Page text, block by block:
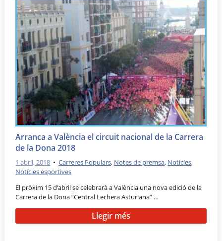
Arranca a València el circuit nacional de la Carrera
de la Dona 2018
1 abril, 2018 •Carreres Populars, Notes de premsa, Notícies,
Notícies esportives
El pròxim 15 d’abril se celebrarà a València una nova edició de la
Carrera de la Dona “Central Lechera Asturiana” …
Llegir més